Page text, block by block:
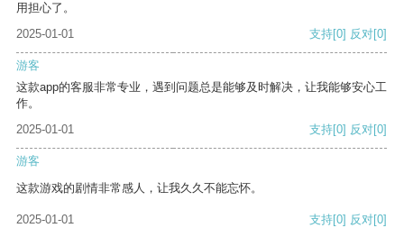
用担心了。
2025-01-01
支持[0] 反对[0]
游客
这款app的客服非常专业，遇到问题总是能够及时解决，让我能够安心工
作。
2025-01-01
支持[0] 反对[0]
游客
这款游戏的剧情非常感人，让我久久不能忘怀。
2025-01-01 支持[0] 反对[0]